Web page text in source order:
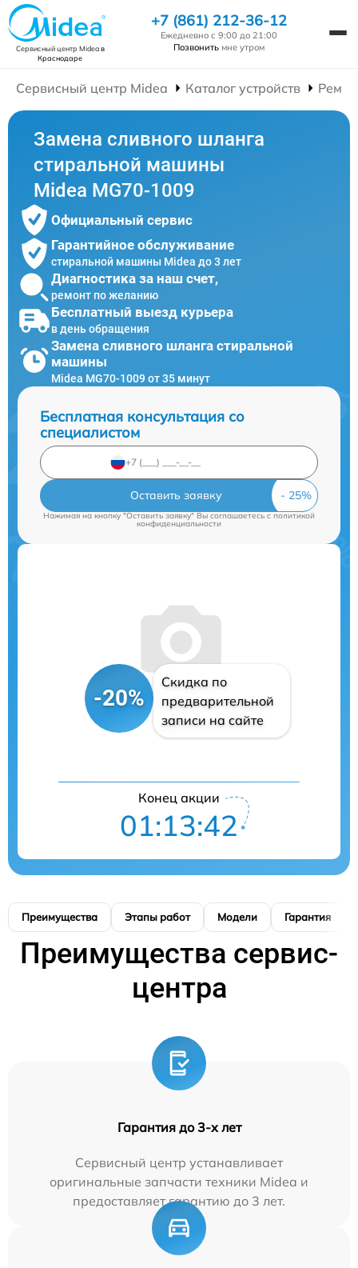
Сервисный центр Mideaв
Краснодаре
+7 (861) 212-36-12
Ежедневно с 9:00 до 21:00
Позвонить мне утром
Сервисный центр Midea Каталог устройств
Замена сливного шланга
стиральной машины
Midea MG70-1009
Официальный сервис
Гарантийное обслуживание
стиральной машины Midea до 3 лет
Диагностика за наш счет,
ремонт по желанию
Бесплатный выезд курьера
в день обращения
Замена сливного шланга стиральной
машины
Midea MG70-1009 от 35 минут
Бесплатная консультация со
специалистом
Оставить заявку
Нажимая на кнопку "Оставить заявку" Вы соглашаетесь cполитикой
конфиденциальности
-20%
Скидка по
предварительной
записи на сайте
Конец акции
01:13:41
Преимущества Этапы работ Модели Гарантия
Преимущества сервис-
центра
Гарантия до 3-х лет
Сервисный центр устанавливает
оригинальные запчасти техники Midea и
предоставляет гарантию до 3 лет.